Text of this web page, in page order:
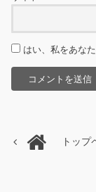
はい、私をあなた
トップ